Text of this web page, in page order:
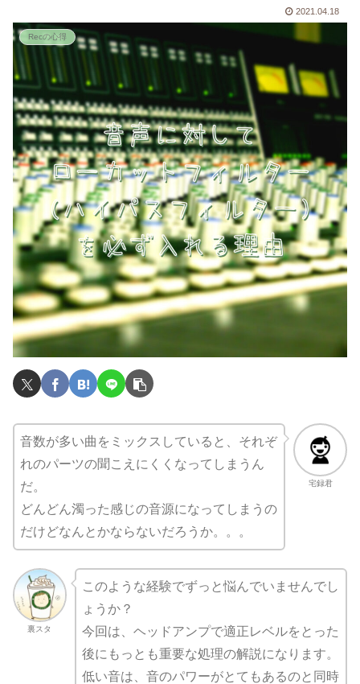
2021.04.18
Recの心得
宅録君
音数が多い曲をミックスしていると、それぞ
れのパーツの聞こえにくくなってしまうん
だ。
どんどん濁った感じの音源になってしまうの
だけどなんとかならないだろうか。。。
裏スタ
このような経験でずっと悩んでいませんでし
ょうか？
今回は、ヘッドアンプで適正レベルをとった
後にもっとも重要な処理の解説になります。
低い音は、音のパワーがとてもあるのと同時